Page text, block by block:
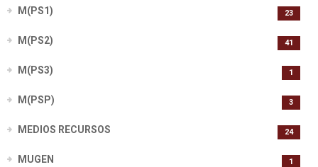
M(PS1) 23
M(PS2) 41
M(PS3) 1
M(PSP) 3
MEDIOS RECURSOS 24
MUGEN 1